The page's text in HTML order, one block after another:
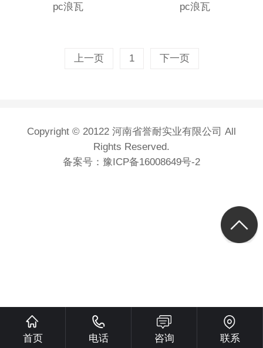
pc浪瓦 pc浪瓦
上一页 1 下一页
Copyright © 20122 河南省誉耐实业有限公司 All
Rights Reserved.
备案号： 豫ICP备16008649号-2
首页 电话 咨询 联系